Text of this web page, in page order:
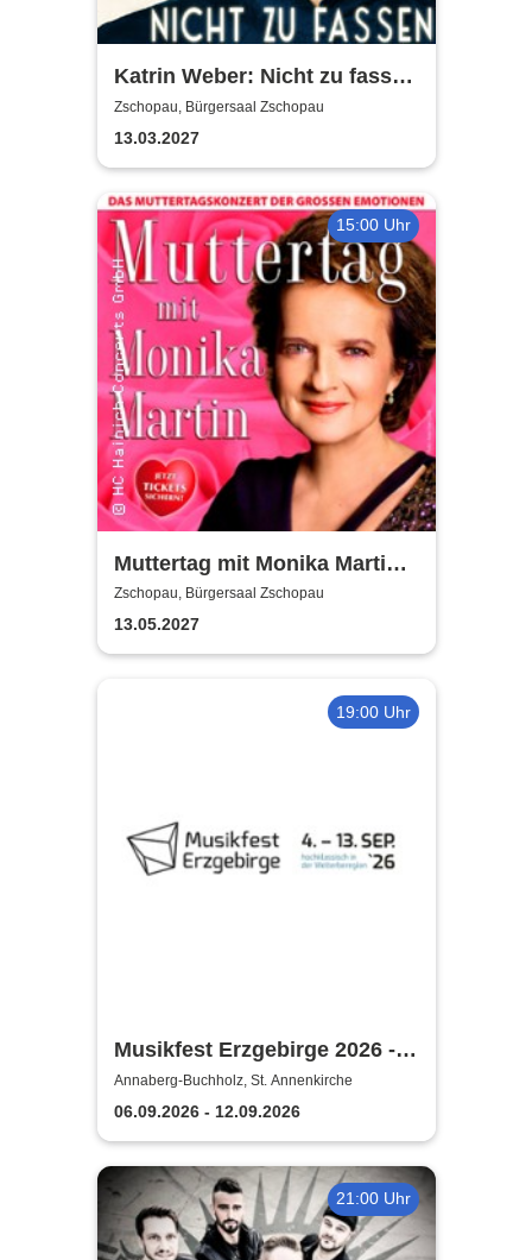
Katrin Weber: Nicht zu fassen
- Kabarettabend
Zschopau, Bürgersaal Zschopau
13.03.2027
15:00 Uhr
Muttertag mit Monika Martin
2027
Zschopau, Bürgersaal Zschopau
13.05.2027
19:00 Uhr
Musikfest Erzgebirge 2026 -
KlangWelten
Annaberg-Buchholz, St. Annenkirche
06.09.2026 - 12.09.2026
21:00 Uhr